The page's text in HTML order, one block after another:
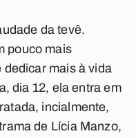
da tevê.
pouco mais
mais à vida
dia 12, ela entra em
incialmente,
de Lícia Manzo,